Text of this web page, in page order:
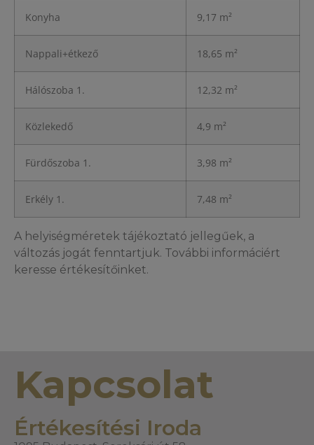
Konyha 9,17 m²
Nappali+étkező 18,65 m²
Hálószoba 1. 12,32 m²
Közlekedő 4,9 m²
Fürdőszoba 1. 3,98 m²
Erkély 1. 7,48 m²
A helyiségméretek tájékoztató jellegűek, a
változás jogát fenntartjuk. További informáciért
keresse értékesítőinket.
Kapcsolat
Értékesítési Iroda